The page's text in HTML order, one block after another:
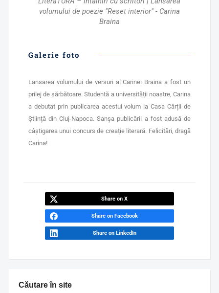
Căutare în site
volumului de poezie "Reset interior" - Carina
Braina
Galerie foto
Lansarea volumului de versuri al Carinei Braina a fost un
prilej de sărbătoare. Studentă a universității noastre, Carina
a debutat prin publicarea acestui volum la Casa Cărții de
Știință din Cluj-Napoca. Sanșa publicării a fost adusă de
câștigarea unui concurs de creație literară. Felicitări, dragă
Carina!
Share on X
Share on Facebook
Share on LinkedIn